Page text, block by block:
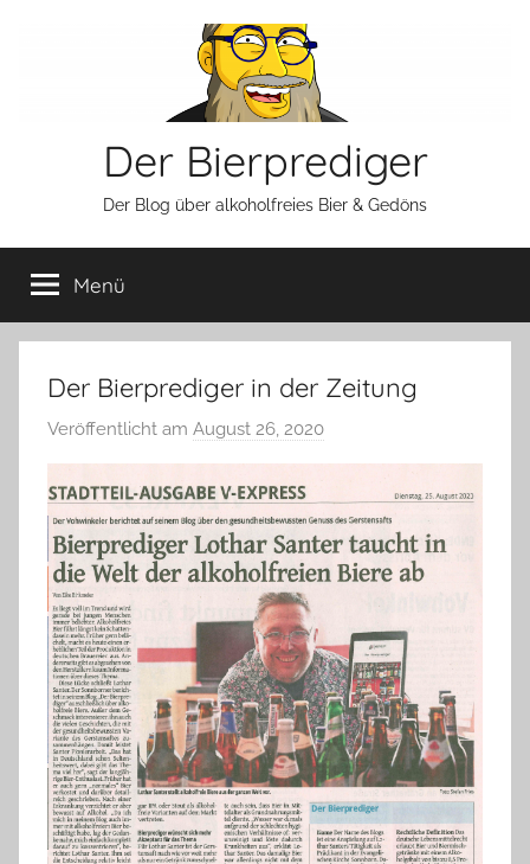
Der Bierprediger
Der Blog über alkoholfreies Bier & Gedöns
Menü
Der Bierprediger in der Zeitung
Veröffentlicht am August 26, 2020
o
b
i
e
p
r
e
d
i
g
e